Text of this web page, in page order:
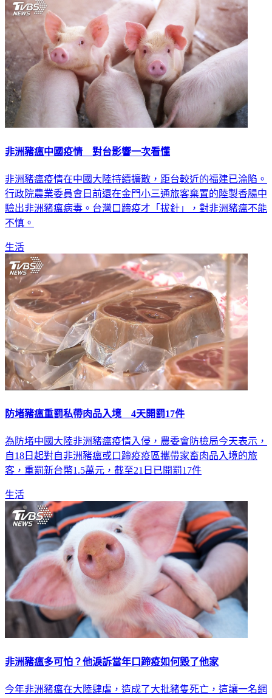
非洲豬瘟中國疫情 對台影響一次看懂
非洲豬瘟疫情在中國大陸持續擴散，距台較近的福建已淪陷。
行政院農業委員會日前還在金門小三通旅客棄置的陸製香腸中
驗出非洲豬瘟病毒。台灣口蹄疫才「拔針」，對非洲豬瘟不能
不慎。
生活
防堵豬瘟重罰私帶肉品入境 4天開罰17件
為防堵中國大陸非洲豬瘟疫情入侵，農委會防檢局今天表示，
自18日起對自非洲豬瘟或口蹄疫疫區攜帶家畜肉品入境的旅
客，重罰新台幣1.5萬元，截至21日已開罰17件
生活
非洲豬瘟多可怕？他淚訴當年口蹄疫如何毀了他家
今年非洲豬瘟在大陸肆虐，造成了大批豬隻死亡，這讓一名網